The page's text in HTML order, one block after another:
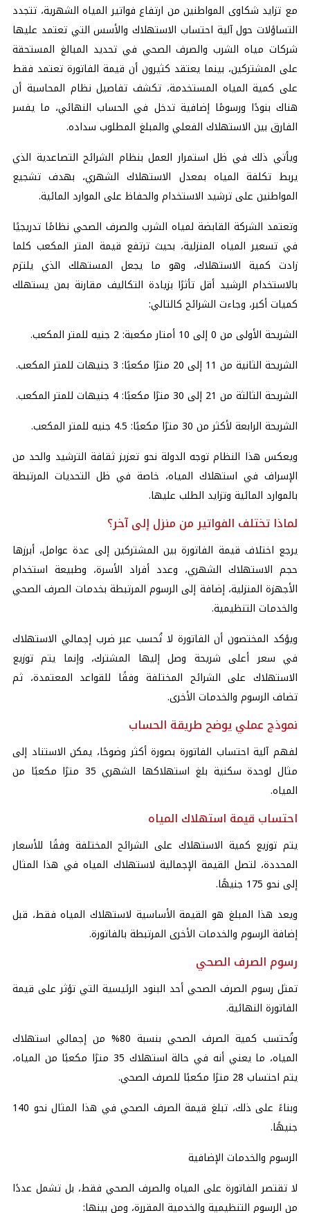
مع تزايد شكاوى المواطنين من ارتفاع فواتير المياه الشهرية، تتجدد
التساؤلات حول آلية احتساب الاستهلاك والأسس التي تعتمد عليها
شركات مياه الشرب والصرف الصحي في تحديد المبالغ المستحقة
على المشتركين، بينما يعتقد كثيرون أن قيمة الفاتورة تعتمد فقط
على كمية المياه المستخدمة، تكشف تفاصيل نظام المحاسبة أن
هناك بنودًا ورسومًا إضافية تدخل في الحساب النهائي، ما يفسر
الفارق بين الاستهلاك الفعلي والمبلغ المطلوب سداده.
ويأتي ذلك في ظل استمرار العمل بنظام الشرائح التصاعدية الذي
يربط تكلفة المياه بمعدل الاستهلاك الشهري، بهدف تشجيع
المواطنين على ترشيد الاستخدام والحفاظ على الموارد المائية.
وتعتمد الشركة القابضة لمياه الشرب والصرف الصحي نظامًا تدريجيًا
في تسعير المياه المنزلية، بحيث ترتفع قيمة المتر المكعب كلما
زادت كمية الاستهلاك، وهو ما يجعل المستهلك الذي يلتزم
بالاستخدام الرشيد أقل تأثرًا بزيادة التكاليف مقارنة بمن يستهلك
كميات أكبر، وجاءت الشرائح كالتالي:
الشريحة الأولى من 0 إلى 10 أمتار مكعبة: 2 جنيه للمتر المكعب.
الشريحة الثانية من 11 إلى 20 مترًا مكعبًا: 3 جنيهات للمتر المكعب.
الشريحة الثالثة من 21 إلى 30 مترًا مكعبًا: 4 جنيهات للمتر المكعب.
الشريحة الرابعة لأكثر من 30 مترًا مكعبًا: 4.5 جنيه للمتر المكعب.
ويعكس هذا النظام توجه الدولة نحو تعزيز ثقافة الترشيد والحد من
الإسراف في استهلاك المياه، خاصة في ظل التحديات المرتبطة
بالموارد المائية وتزايد الطلب عليها.
لماذا تختلف الفواتير من منزل إلى آخر؟
يرجع اختلاف قيمة الفاتورة بين المشتركين إلى عدة عوامل، أبرزها
حجم الاستهلاك الشهري، وعدد أفراد الأسرة، وطبيعة استخدام
الأجهزة المنزلية، إضافة إلى الرسوم المرتبطة بخدمات الصرف الصحي
والخدمات التنظيمية.
ويؤكد المختصون أن الفاتورة لا تُحسب عبر ضرب إجمالي الاستهلاك
في سعر أعلى شريحة وصل إليها المشترك، وإنما يتم توزيع
الاستهلاك على الشرائح المختلفة وفقًا للقواعد المعتمدة، ثم
تضاف الرسوم والخدمات الأخرى.
نموذج عملي يوضح طريقة الحساب
لفهم آلية احتساب الفاتورة بصورة أكثر وضوحًا، يمكن الاستناد إلى
مثال لوحدة سكنية بلغ استهلاكها الشهري 35 مترًا مكعبًا من
المياه.
احتساب قيمة استهلاك المياه
يتم توزيع كمية الاستهلاك على الشرائح المختلفة وفقًا للأسعار
المحددة، لتصل القيمة الإجمالية لاستهلاك المياه في هذا المثال
إلى نحو 175 جنيهًا.
ويعد هذا المبلغ هو القيمة الأساسية لاستهلاك المياه فقط، قبل
إضافة الرسوم والخدمات الأخرى المرتبطة بالفاتورة.
رسوم الصرف الصحي
تمثل رسوم الصرف الصحي أحد البنود الرئيسية التي تؤثر على قيمة
الفاتورة النهائية.
وتُحتسب كمية الصرف الصحي بنسبة 80% من إجمالي استهلاك
المياه، ما يعني أنه في حالة استهلاك 35 مترًا مكعبًا من المياه،
يتم احتساب 28 مترًا مكعبًا للصرف الصحي.
وبناءً على ذلك، تبلغ قيمة الصرف الصحي في هذا المثال نحو 140
جنيهًا.
الرسوم والخدمات الإضافية
لا تقتصر الفاتورة على المياه والصرف الصحي فقط، بل تشمل عددًا
من الرسوم التنظيمية والخدمية المقررة، ومن بينها: